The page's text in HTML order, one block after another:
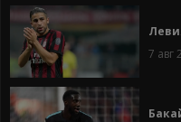
7 авг